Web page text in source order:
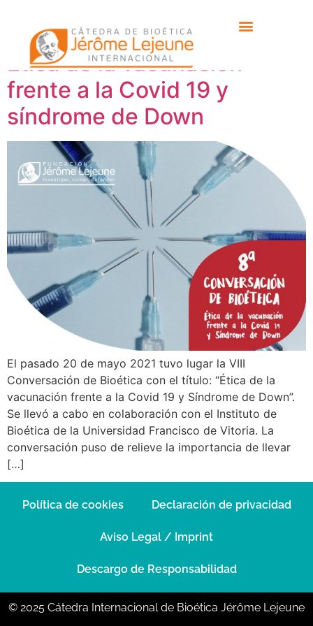
Etiqueta: covid
Ética de la vacunación
frente a la Covid 19 y
síndrome de Down
El pasado 20 de mayo 2021 tuvo lugar la VIII
Conversación de Bioética con el título: “Ética de la
vacunación frente a la Covid 19 y Síndrome de Down”.
Se llevó a cabo en colaboración con el Instituto de
Bioética de la Universidad Francisco de Vitoria. La
conversación puso de relieve la importancia de llevar
[…]
Política de cookies Declaración de privacidad
Aviso Legal / Imprint
Descargo de Responsabilidad
© 2025 Cátedra Internacional de Bioética Jérôme Lejeune